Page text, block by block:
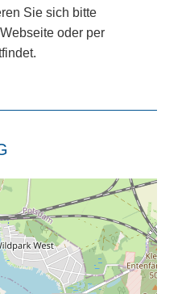
Sie sich bitte
oder per